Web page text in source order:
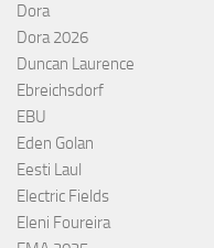
Dora
Dora 2026
Duncan Laurence
Ebreichsdorf
EBU
Eden Golan
Eesti Laul
Electric Fields
Eleni Foureira